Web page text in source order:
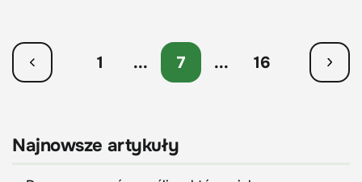
1 ... 7 ... 16
Najnowsze artykuły